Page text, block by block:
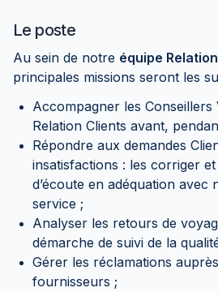
Le poste
Au sein de notre équipe
principales missions seront les
Accompagner les Conseillers
Relation Clients avant,
Répondre aux demandes
insatisfactions : les corriger
d’écoute en adéquation avec
service ;
Analyser les retours de
démarche de suivi de la
Gérer les réclamations
fournisseurs ;